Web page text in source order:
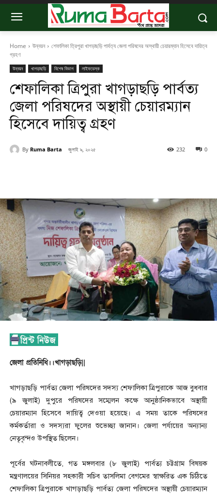
Home উন্নয়ন
শেফালিকা ত্রিপুরা খাগড়াছড়ি পার্বত্য জেলা পরিষদের অস্থায়ী চেয়ারম্যান হিসেবে দায়িত্ব
গ্রহণ
উন্নয়ন খাগড়াছড়ি বিশেষ বিভাগ লাইফডেস্ক
শেফালিকা ত্রিপুরা খাগড়াছড়ি পার্বত্য
জেলা পরিষদের অস্থায়ী চেয়ারম্যান
হিসেবে দায়িত্ব গ্রহণ
By Ruma Barta জুলাই ৯, ২০২৫ 0
232
জেলা প্রতিনিধি।।খাগড়াছড়ি||
খাগড়াছড়ি পার্বত্য জেলা পরিষদের সদস্য শেফালিকা ত্রিপুরাকে আজ বুধবার
(৯ জুলাই) দুপুরে পরিষদের সম্মেলন কক্ষে আনুষ্ঠানিকভাবে অস্থায়ী
চেয়ারম্যান হিসেবে দায়িত্ব দেওয়া হয়েছে। এ সময় তাকে পরিষদের
কর্মকর্তারা ও সদস্যরা ফুলের শুভেচ্ছা জানান। জেলা পর্যায়ের অন্যান্য
নেতৃবৃন্দও উপস্থিত ছিলেন।
পূর্বের ঘটনাবলীতে, গত মঙ্গলবার (৮ জুলাই) পার্বত্য চট্টগ্রাম বিষয়ক
মন্ত্রণালয়ের সিনিয়র সহকারী সচিব তাসলিমা বেগমের স্বাক্ষরিত এক চিঠিতে
শেফালিকা ত্রিপুরাকে খাগড়াছড়ি পার্বত্য জেলা পরিষদের অস্থায়ী চেয়ারম্যান